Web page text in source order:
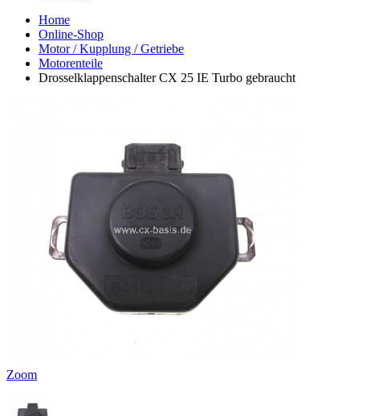
Home
Online-Shop
Motor / Kupplung / Getriebe
Motorenteile
Drosselklappenschalter CX 25 IE Turbo gebraucht
Zoom